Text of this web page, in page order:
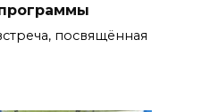
посвящённая